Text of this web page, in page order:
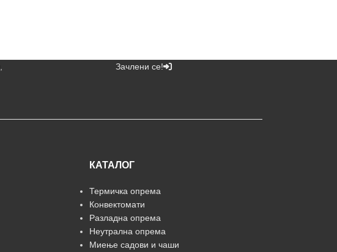
Зачлени се!
КАТАЛОГ
Термичка опрема
Конвектомати
Разладна опрема
Неутрална опрема
Миење садови и чаши